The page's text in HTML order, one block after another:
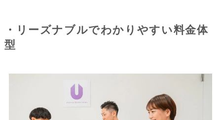
・リーズナブルでわかりやすい料金体
型